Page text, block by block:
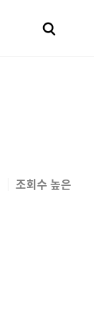
조회수 높은